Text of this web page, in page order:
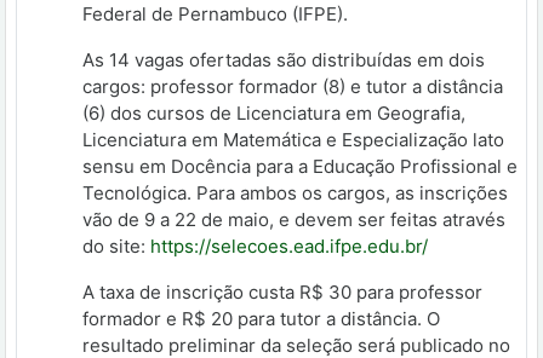
Federal de Pernambuco (IFPE).
As 14 vagas ofertadas são distribuídas em dois
cargos: professor formador (8) e tutor a distância
(6) dos cursos de Licenciatura em Geografia,
Licenciatura em Matemática e Especialização lato
sensu em Docência para a Educação Profissional e
Tecnológica. Para ambos os cargos, as inscrições
vão de 9 a 22 de maio, e devem ser feitas através
do site: https://selecoes.ead.ifpe.edu.br/
A taxa de inscrição custa R$ 30 para professor
formador e R$ 20 para tutor a distância. O
resultado preliminar da seleção será publicado no